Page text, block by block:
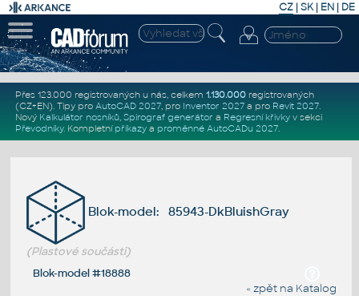
CZ | SK| EN | DE
Přes 123.000 registrovaných u nás, celkem 1.130.000registrovaných
(CZ+EN). Tipy pro AutoCAD 2027, pro Inventor 2027a pro Revit 2027.
Nový Kalkulátor nosníků, Spirograf generátor a Regresní křivkyv sekci
Převodníky. Kompletní příkazya proměnné AutoCADu 2027.
Blok-model: 85943-DkBluishGray
(Plastové součásti)
Blok-model #18888
« zpět na Katalog